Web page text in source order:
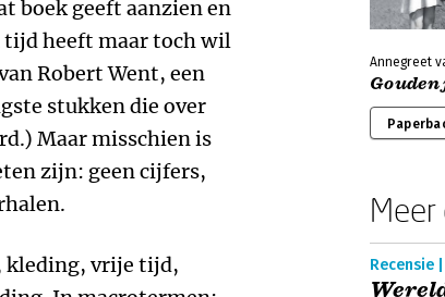
boek geeft aanzien en
tijd heeft maar toch wil
Robert Went, een
stukken die over
Maar misschien is
zijn: geen cijfers,
kleding, vrije tijd,
Annegreet
Recensie